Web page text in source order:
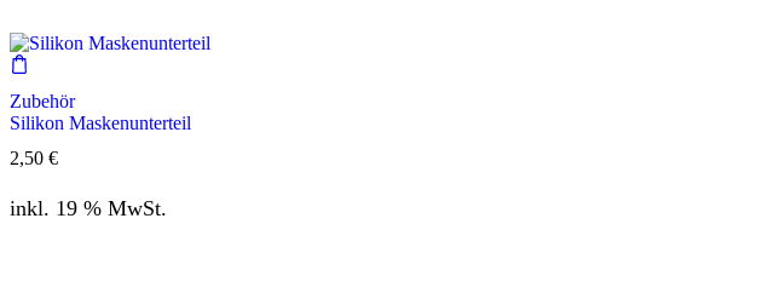
Zubehör
Silikon Maskenunterteil
2,50 €
inkl. 19 % MwSt.